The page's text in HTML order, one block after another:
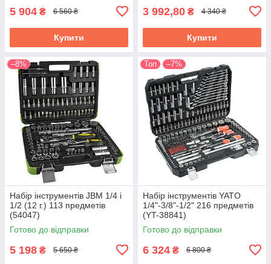
5 904 ₴ 6 560 ₴
Купити
3 992,80 ₴ 4 340 ₴
Купити
–8%
Набір інструментів JBM 1/4 і
1/2 (12 г.) 113 предметів
(54047)
Готово до відправки
5 198 ₴ 5 650 ₴
Топ –7%
Набір інструментів YATO
1/4"-3/8"-1/2" 216 предметів
(YT-38841)
Готово до відправки
6 324 ₴ 6 800 ₴